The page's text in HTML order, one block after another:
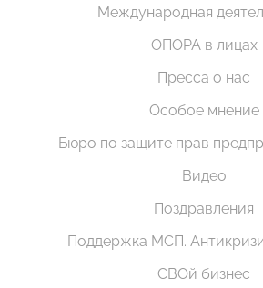
Международная
ОПОРА в лицах
Пресса о нас
Особое мнение
Бюро по защите прав
Видео
Поздравления
Поддержка МСП.
СВОй бизнес